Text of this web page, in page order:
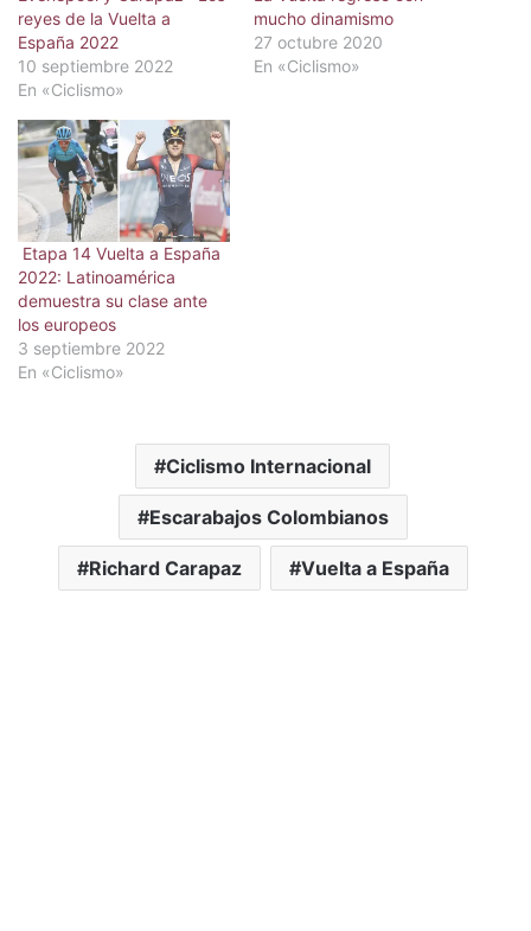
reyes de la Vuelta a
España 2022
10 septiembre 2022
En «Ciclismo»
mucho dinamismo
27 octubre 2020
En «Ciclismo»
Etapa 14 Vuelta a España
2022: Latinoamérica
demuestra su clase ante
los europeos
3 septiembre 2022
En «Ciclismo»
Ciclismo Internacional
Escarabajos Colombianos
Richard Carapaz Vuelta a España